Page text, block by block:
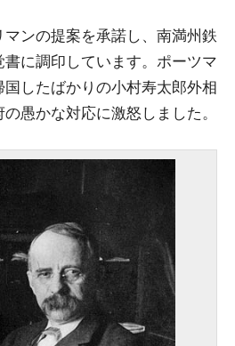
ンの提案を承諾し、南満州鉄
に調印しています。ポーツマ
したばかりの小村寿太郎外相
愚かな対応に激怒しました。